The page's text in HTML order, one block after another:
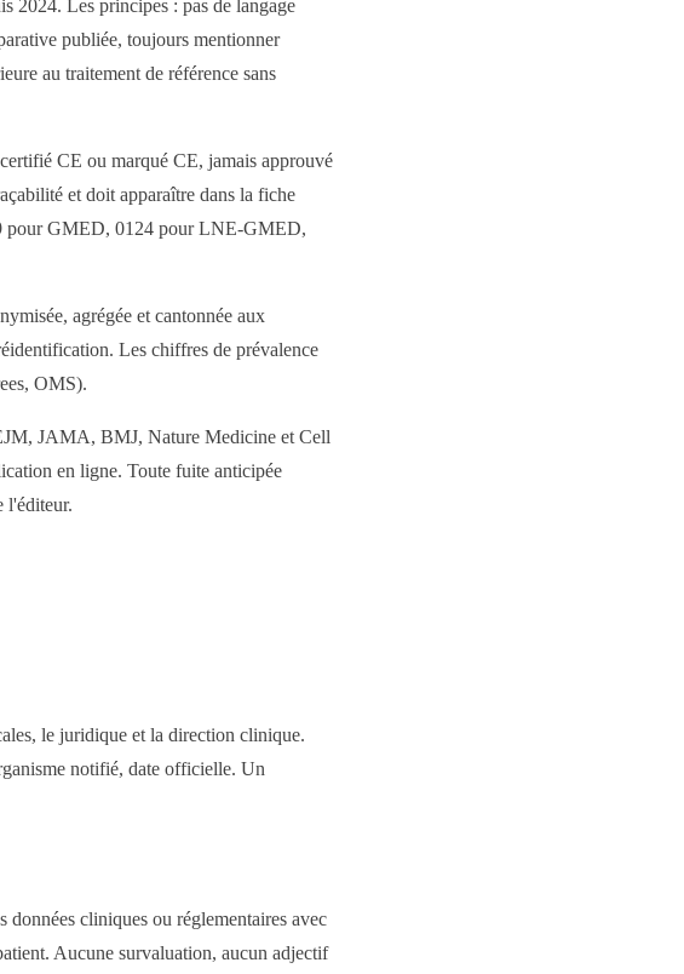
2024. Les principes : pas de langage
publiée, toujours mentionner
au traitement de référence sans
CE ou marqué CE, jamais approuvé
et doit apparaître dans la fiche
pour GMED, 0124 pour LNE-GMED,
agrégée et cantonnée aux
Les chiffres de prévalence
OMS).
JAMA, BMJ, Nature Medicine et Cell
en ligne. Toute fuite anticipée
l'éditeur.
le juridique et la direction clinique.
notifié, date officielle. Un
données cliniques ou réglementaires avec
Aucune survaluation, aucun adjectif